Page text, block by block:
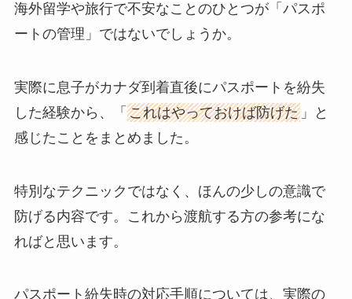
海外留学や旅行で不安なことのひとつが「パスポ
ートの管理」ではないでしょうか。
実際に息子がカナダ到着直後にパスポートを紛失
した経験から、「 これはやっておけば防げた」と
感じたことをまとめました。
特別なテクニックではなく、ほんの少しの意識で
防げる内容です。これから渡航する方の参考にな
ればと思います。
パスポート紛失時の対応手順については、実際の